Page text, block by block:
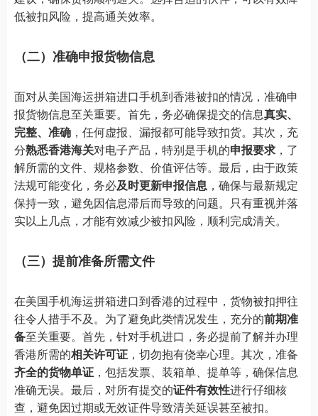
低被扣风险，提高通关效率。
（二）准确申报货物信息
面对从美国海运拼箱进口手机到香港被扣的情况，准确申
报货物信息至关重要。首先，务必确保提交的信息真实、
完整、准确 ，任何虚报、漏报都可能导致扣货。其次，充
分熟悉香港海关对电子产品，特别是手机的申报要求 ，了
解所需的文件、规格参数、价值评估等。最后，由于政策
法规可能变化，务必及时更新申报信息 ，确保与最新规定
保持一致，避免因信息滞后而导致的问题。只有重视并落
实以上几点，才能有效减少被扣风险，顺利完成清关。
（三）提前准备所需文件
在美国手机海运拼箱进口到香港的过程中，货物被扣押往
往令人措手不及。为了避免此类情况发生，充分的前期准
备至关重要。首先，针对手机进口，务必提前了解并办理
香港所需的相关许可证 ，切勿抱有侥幸心理。其次，准备
齐全的货物单证 ，包括发票、装箱单、提单等，确保信息
准确无误。最后，对所有提交的证件有效性进行仔细核
查，避免因过期或无效证件导致清关延误甚至被扣。